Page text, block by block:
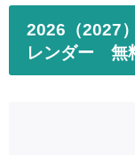
2026（2027
レンダー 無